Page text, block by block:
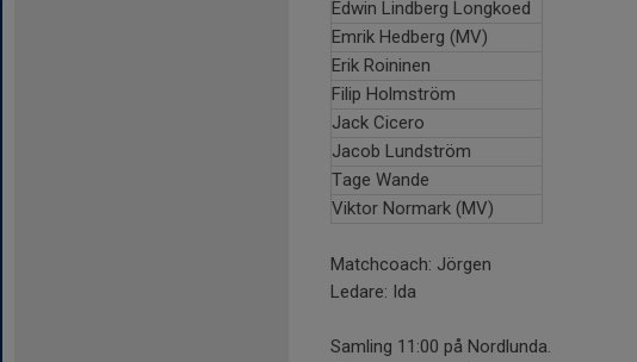
Edwin Lindberg Longkoed
Emrik Hedberg (MV)
Erik Roininen
Filip Holmström
Jack Cicero
Jacob Lundström
Tage Wande
Viktor Normark (MV)
Matchcoach: Jörgen
Ledare: Ida
Samling 11:00 på Nordlunda.